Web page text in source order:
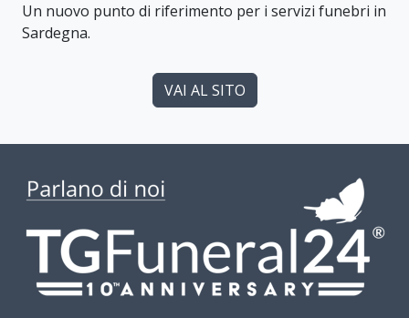
Un nuovo punto di riferimento per i servizi funebri in
Sardegna.
VAI AL SITO